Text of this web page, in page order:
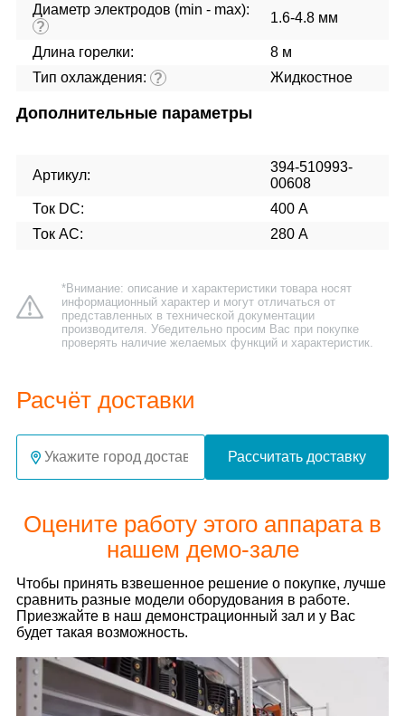
Диаметр электродов (min - max):
?
1.6-4.8 мм
Длина горелки:
8 м
Тип охлаждения: ? Жидкостное
Дополнительные параметры
Артикул:
394-510993-
00608
Ток DC:
400 А
Ток AC:
280 А
*Внимание: описание и характеристики товара носят
информационный характер и могут отличаться от
представленных в технической документации
производителя. Убедительно просим Вас при покупке
проверять наличие желаемых функций и характеристик.
Расчёт доставки
Рассчитать доставку
Оцените работу этого аппарата в
нашем демо-зале
Чтобы принять взвешенное решение о покупке, лучше
сравнить разные модели оборудования в работе.
Приезжайте в наш демонстрационный зал и у Вас
будет такая возможность.